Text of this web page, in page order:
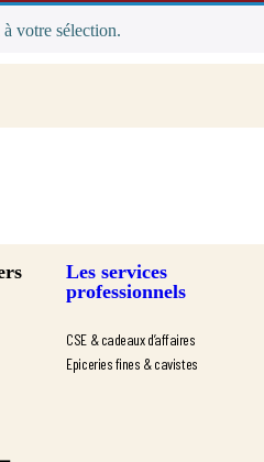
votre sélection.
Les services
professionnels
CSE & cadeaux d’affaires
Epiceries fines & cavistes